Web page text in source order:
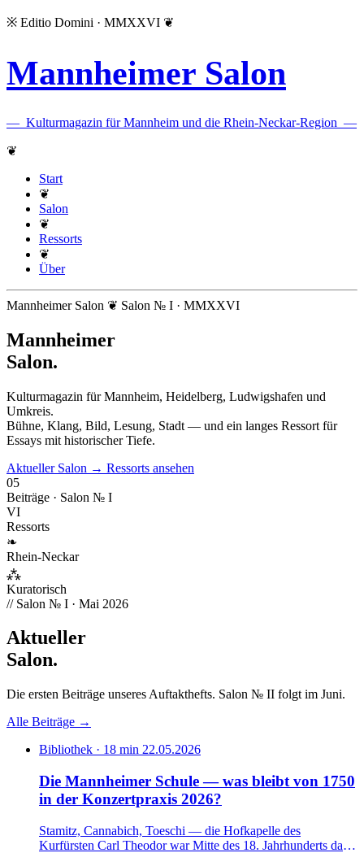
※ Editio Domini · MMXXVI ❦
Mannheimer Salon
— Kulturmagazin für Mannheim und die Rhein-Neckar-Region —
❦
Start
❦
Salon
❦
Ressorts
❦
Über
Mannheimer Salon ❦ Salon № I · MMXXVI
Mannheimer
Salon.
Kulturmagazin für Mannheim, Heidelberg, Ludwigshafen und
Umkreis.
Bühne, Klang, Bild, Lesung, Stadt — und ein langes Ressort für
Essays mit historischer Tiefe.
Aktueller Salon → Ressorts ansehen
05
Beiträge · Salon № I
VI
Ressorts
❧
Rhein-Neckar
⁂
Kuratorisch
// Salon № I · Mai 2026
Aktueller
Salon.
Die ersten Beiträge unseres Auftakthefts. Salon № II folgt im Juni.
Alle Beiträge →
Bibliothek · 18 min 22.05.2026
Die Mannheimer Schule — was bleibt von 1750
in der Konzertpraxis 2026?
Stamitz, Cannabich, Toeschi — die Hofkapelle des
Kurfürsten Carl Theodor war Mitte des 18. Jahrhunderts das